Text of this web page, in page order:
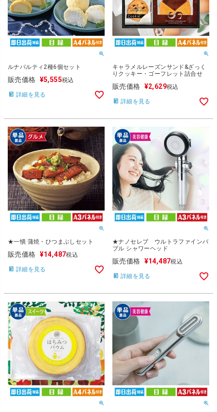
ルナパルティ2種6個セット
販売価格 ¥5,555税込
詳細を見る
キャラメルレーズンサンド&ざっく
りクッキー・ゴーフレット詰合せ
販売価格 ¥2,629税込
詳細を見る
★一愼 蒲焼・ひつまぶしセット
販売価格 ¥14,487税込
詳細を見る
★ナノセレブ ウルトラファインバ
ブル シャワーヘッド
販売価格 ¥14,487税込
詳細を見る